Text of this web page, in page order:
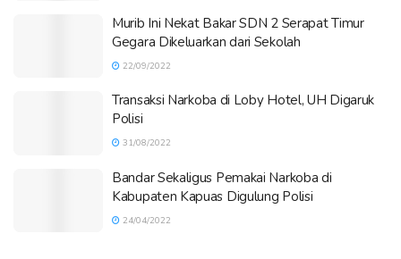
Murib Ini Nekat Bakar SDN 2 Serapat Timur
Gegara Dikeluarkan dari Sekolah
22/09/2022
Transaksi Narkoba di Loby Hotel, UH Digaruk
Polisi
31/08/2022
Bandar Sekaligus Pemakai Narkoba di
Kabupaten Kapuas Digulung Polisi
24/04/2022